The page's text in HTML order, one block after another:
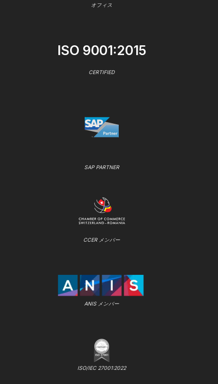
オフィス
ISO 9001:2015
CERTIFIED
SAP PARTNER
CCER メンバー
ANIS メンバー
ISO/IEC 27001:2022